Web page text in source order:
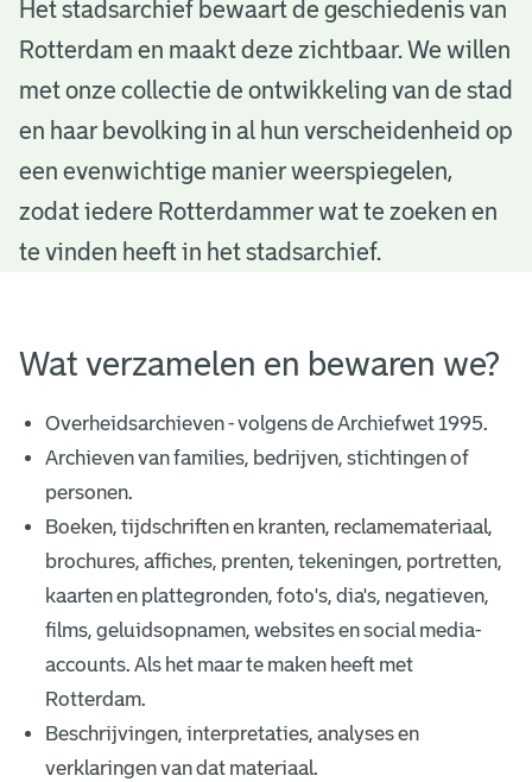
V
e
w
e
Het stadsarchief bewaart de geschiedenis van
Rotterdam en maakt deze zichtbaar. We willen
met onze collectie de ontwikkeling van de stad
en haar bevolking in al hun verscheidenheid op
een evenwichtige manier weerspiegelen,
zodat iedere Rotterdammer wat te zoeken en
te vinden heeft in het stadsarchief.
Wat verzamelen en bewaren we?
Overheidsarchieven - volgens de Archiefwet 1995.
Archieven van families, bedrijven, stichtingen of
personen.
Boeken, tijdschriften en kranten, reclamemateriaal,
brochures, affiches, prenten, tekeningen, portretten,
kaarten en plattegronden, foto's, dia's, negatieven,
films, geluidsopnamen, websites en social media-
accounts. Als het maar te maken heeft met
Rotterdam.
Beschrijvingen, interpretaties, analyses en
verklaringen van dat materiaal.